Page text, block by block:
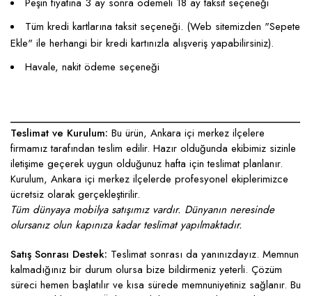
Tüm kredi kartlarına taksit seçeneği. (Web sitemizden "Sepete
Ekle" ile herhangi bir kredi kartınızla alışveriş yapabilirsiniz).
Havale, nakit ödeme seçeneği
____________________________________________________
Teslimat ve Kurulum: Bu ürün, Ankara içi merkez ilçelere
firmamız tarafından teslim edilir. Hazır olduğunda ekibimiz sizinle
iletişime geçerek uygun olduğunuz hafta için teslimat planlanır.
Kurulum, Ankara içi merkez ilçelerde profesyonel ekiplerimizce
ücretsiz olarak gerçekleştirilir.
Tüm dünyaya mobilya satışımız vardır. Dünyanın neresinde
olursanız olun kapınıza kadar teslimat yapılmaktadır.
Satış Sonrası Destek: Teslimat sonrası da yanınızdayız. Memnun
kalmadığınız bir durum olursa bize bildirmeniz yeterli. Çözüm
süreci hemen başlatılır ve kısa sürede memnuniyetiniz sağlanır. Bu